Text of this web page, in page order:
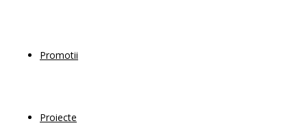
Promotii
Proiecte